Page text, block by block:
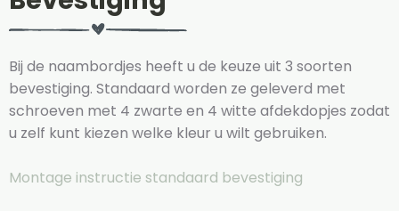
Bij de naambordjes heeft u de keuze uit 3 soorten
bevestiging. Standaard worden ze geleverd met
schroeven met 4 zwarte en 4 witte afdekdopjes zodat
u zelf kunt kiezen welke kleur u wilt gebruiken.
Montage instructie standaard bevestiging